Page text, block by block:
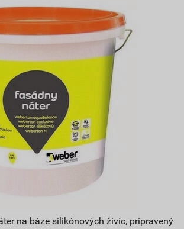
na báze silikónových živíc, pripravený